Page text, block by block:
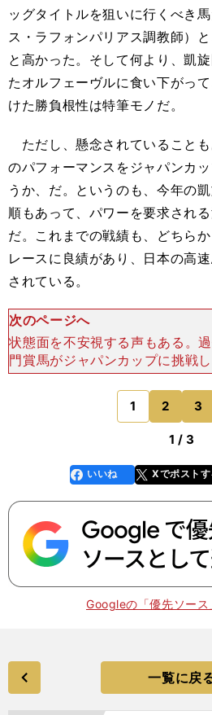
ッグタイトルを狙いに行くべき
ス・ラフォンパリアス調教師）
と高かった。そして何より、凱
たオルフェーヴルに食い下がっ
けた勝負根性は特筆モノだ。
ただし、懸念されていること
のパフォーマンスをジャパンカ
うか、だ。というのも、今年の
順もあって、パワーを要求され
だ。これまでの戦績も、どちら
レースに良績があり、日本の高
されている。
次のページへ
状態面を不安視する声もある。
門賞馬がジャパンカップに挑戦
高成績は、1996年のエリシオの
年にエルコンドルパサーを凱旋
日したモン
1 2 3
1 / 3
faceboo
k
いいね Xでポストす
Googleの「優先ソース
一覧に戻